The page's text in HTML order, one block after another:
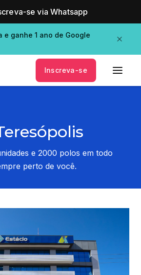
se via Whatsapp
e ganhe 1 ano de Google
Inscreva-se
e 2000 polos em todo
perto de você.